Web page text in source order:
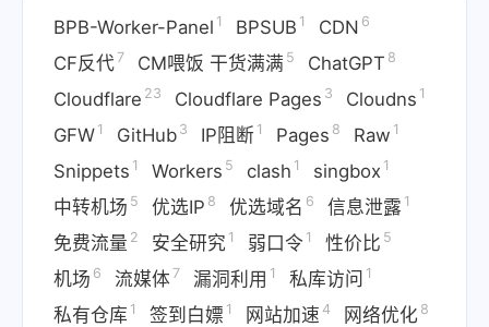
点管理 部署教程
2025-01-09
BPB-Worker-Panel 1 BPSUB 1 CDN 6
CF反代7 CM喂饭 干货满满 5 ChatGPT 8
Cloudflare 23 Cloudflare Pages 3 Cloudns 1
GFW 1 GitHub 3 IP阻断 1 Pages 8 Raw 1
Snippets 1 Workers 5 clash 1 singbox 1
中转机场 5 优选IP 8 优选域名 6 信息泄露 1
免费流量 2 安全研究 1 弱口令 1 性价比 5
机场 6 流媒体 7 漏洞利用 1 私库访问 1
私有仓库 1 签到白嫖 1 网站加速 4 网络优化 8